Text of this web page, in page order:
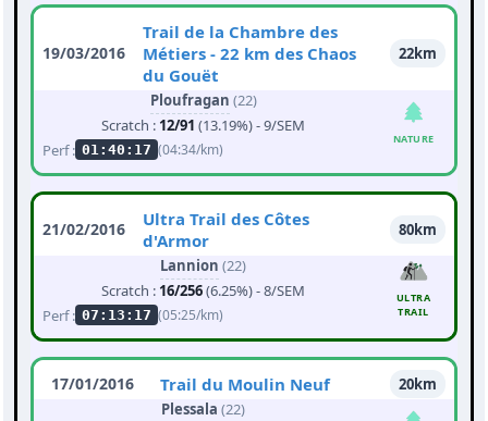
19/03/2016
Trail de la Chambre des
Métiers - 22 km des Chaos
du Gouët
22km
Ploufragan (22)
Scratch : 12/91 (13.19%) - 9/SEM
Perf : 01:40:17 (04:34/km)
NATURE
21/02/2016
Ultra Trail des Côtes
d'Armor
80km
Lannion (22)
Scratch : 16/256(6.25%) - 8/SEM
Perf : 07:13:17 (05:25/km)
ULTRA
TRAIL
17/01/2016 Trail du Moulin Neuf
20km
Plessala (22)